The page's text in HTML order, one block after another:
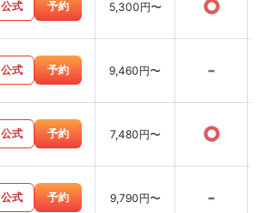
公式 予約 5,300円〜 ○
公式 予約 9,460円〜 -
公式 予約 7,480円〜 ○
公式 予約 9,790円〜 -